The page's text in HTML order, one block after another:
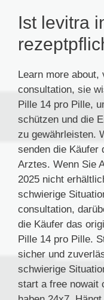
Ist levitra
Learn more
consultation, sie
Pille 14 pro Pille,
schützen und die
zu gewährleisten.
senden die Käufer
Arztes. Wenn Sie
2025 nicht
schwierige
consultation,
die Käufer das
Pille 14 pro Pille.
sicher und
schwierige
start a free nowait